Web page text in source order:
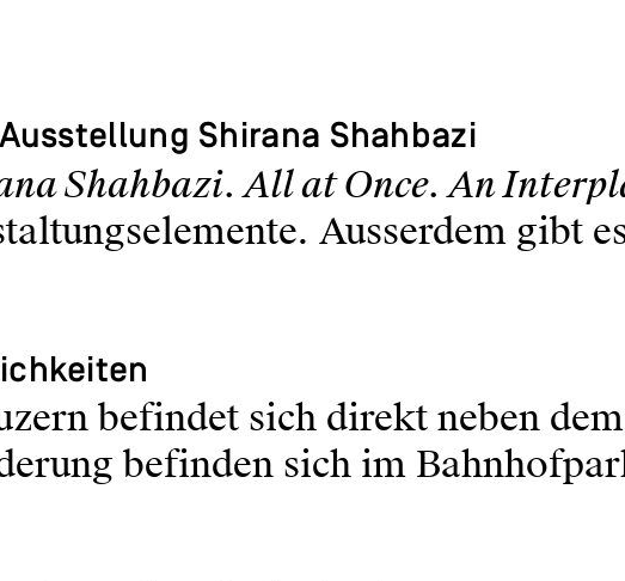
Shirana Shahbazi
Shahbazi. All at Once. An
Ausserdem gibt
befindet sich direkt neben
befinden sich im